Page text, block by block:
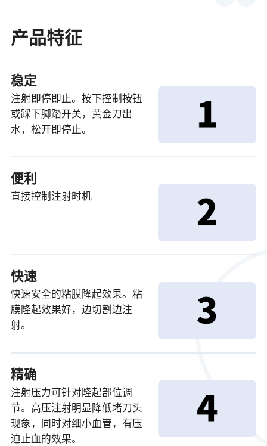
产品特征
稳定
注射即停即止。按下控制按钮
或踩下脚踏开关，黄金刀出
水，松开即停止。
便利
直接控制注射时机
快速
快速安全的粘膜隆起效果。粘
膜隆起效果好，边切割边注
射。
精确
注射压力可针对隆起部位调
节。高压注射明显降低堵刀头
现象，同时对细小血管，有压
迫止血的效果。